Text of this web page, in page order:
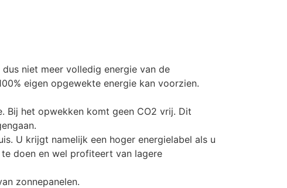
niet meer volledig energie van de
eigen opgewekte energie kan voorzien.
Bij het opwekken komt geen CO2 vrij. Dit
U krijgt namelijk een hoger energielabel als u
doen en wel profiteert van lagere
zonnepanelen.